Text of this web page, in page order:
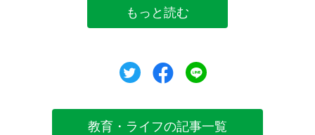
もっと読む
ツイートシェア
教育・ライフの記事一覧